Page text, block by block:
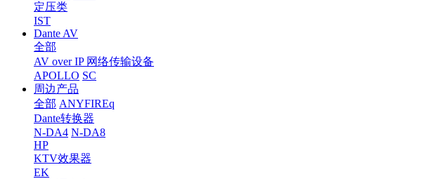
定压类
IST
Dante AV
全部
AV over IP 网络传输设备
APOLLO SC
周边产品
全部 ANYFIREq
Dante转换器
N-DA4 N-DA8
HP
KTV效果器
EK